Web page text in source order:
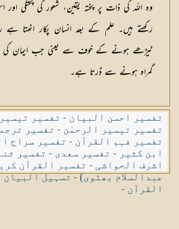
وہ اللہ کی ذات پر پختہ یقین، شعور کی پختگی
ركھتے ہیں۔ علم کے بعد انسان پکار اٹھتا ہے
ٹیڑھے ہونے کے خوف سے یعنی جب ایمان کی
گمراہ ہونے سے ڈرتا ہے۔
تفسیر احسن البیان - تفسیر
تفسیر تیسیر الرحمٰن - تفسیر
تفسیر فہم القرآن - تفسیر سراج
ابن کثیر - تفسیر سعدی - تفسیر
اشرف الحواشی - تفسیر القرآن
عبدالسلام بھٹوی)-تسہیل البیان
القرآن -